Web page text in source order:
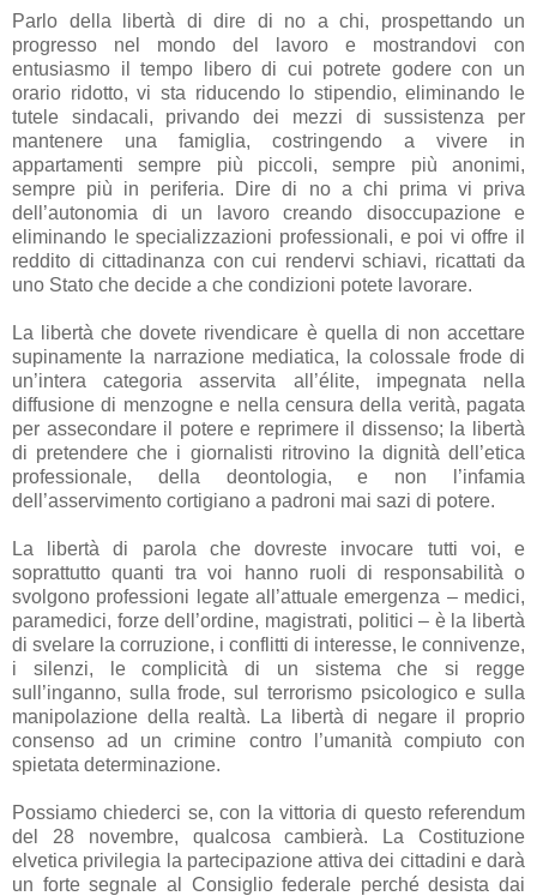
Parlo della libertà di dire di no a chi, prospettando un
progresso nel mondo del lavoro e mostrandovi con
entusiasmo il tempo libero di cui potrete godere con un
orario ridotto, vi sta riducendo lo stipendio, eliminando le
tutele sindacali, privando dei mezzi di sussistenza per
mantenere una famiglia, costringendo a vivere in
appartamenti sempre più piccoli, sempre più anonimi,
sempre più in periferia. Dire di no a chi prima vi priva
dell’autonomia di un lavoro creando disoccupazione e
eliminando le specializzazioni professionali, e poi vi offre il
reddito di cittadinanza con cui rendervi schiavi, ricattati da
uno Stato che decide a che condizioni potete lavorare.
La libertà che dovete rivendicare è quella di non accettare
supinamente la narrazione mediatica, la colossale frode di
un’intera categoria asservita all’élite, impegnata nella
diffusione di menzogne e nella censura della verità, pagata
per assecondare il potere e reprimere il dissenso; la libertà
di pretendere che i giornalisti ritrovino la dignità dell’etica
professionale, della deontologia, e non l’infamia
dell’asservimento cortigiano a padroni mai sazi di potere.
La libertà di parola che dovreste invocare tutti voi, e
soprattutto quanti tra voi hanno ruoli di responsabilità o
svolgono professioni legate all’attuale emergenza – medici,
paramedici, forze dell’ordine, magistrati, politici – è la libertà
di svelare la corruzione, i conflitti di interesse, le connivenze,
i silenzi, le complicità di un sistema che si regge
sull’inganno, sulla frode, sul terrorismo psicologico e sulla
manipolazione della realtà. La libertà di negare il proprio
consenso ad un crimine contro l’umanità compiuto con
spietata determinazione.
Possiamo chiederci se, con la vittoria di questo referendum
del 28 novembre, qualcosa cambierà. La Costituzione
elvetica privilegia la partecipazione attiva dei cittadini e darà
un forte segnale al Consiglio federale perché desista dai